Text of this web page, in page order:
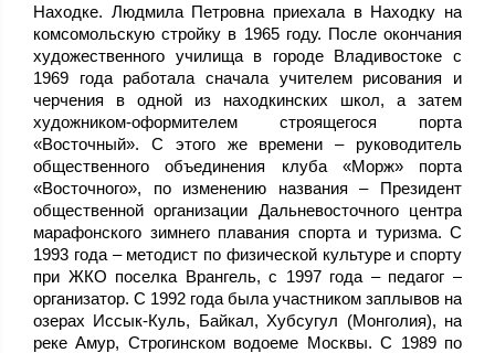
Находке. Людмила Петровна приехала в Находку на
комсомольскую стройку в 1965 году. После окончания
художественного училища в городе Владивостоке с
1969 года работала сначала учителем рисования и
черчения в одной из находкинских школ, а затем
художником-оформителем строящегося порта
«Восточный». С этого же времени – руководитель
общественного объединения клуба «Морж» порта
«Восточного», по изменению названия – Президент
общественной организации Дальневосточного центра
марафонского зимнего плавания спорта и туризма. С
1993 года – методист по физической культуре и спорту
при ЖКО поселка Врангель, с 1997 года – педагог –
организатор. С 1992 года была участником заплывов на
озерах Иссык-Куль, Байкал, Хубсугул (Монголия), на
реке Амур, Строгинском водоеме Москвы. С 1989 по